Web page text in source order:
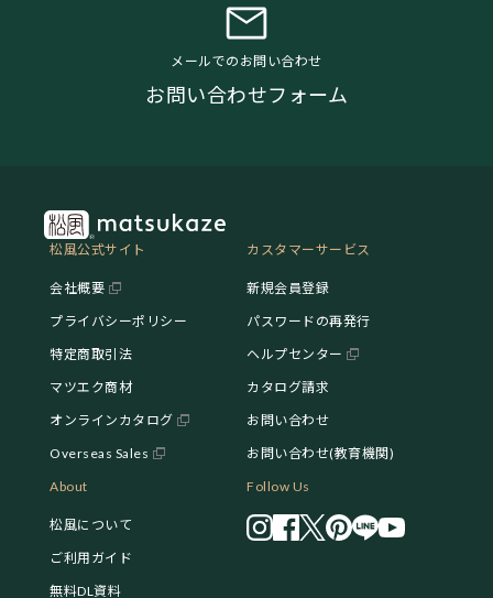
メールでのお問い合わせ
お問い合わせフォーム
松風公式サイト
会社概要
プライバシーポリシー
特定商取引法
マツエク商材
オンラインカタログ
Overseas Sales
カスタマーサービス
新規会員登録
パスワードの再発行
ヘルプセンター
カタログ請求
お問い合わせ
お問い合わせ(教育機関)
About
松風について
ご利用ガイド
無料DL資料
Follow Us